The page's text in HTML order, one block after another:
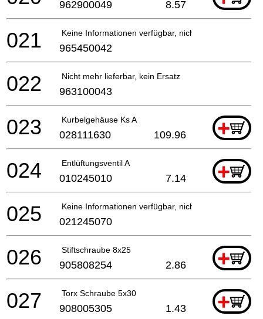
962900049 8.57
Keine Informationen verfügbar, nicht bestellbar
021 965450042
Nicht mehr lieferbar, kein Ersatz
022 963100043
Kurbelgehäuse Ks A +
023 028111630 109.96
Entlüftungsventil A +
024 010245010 7.14
Keine Informationen verfügbar, nicht bestellbar
025 021245070
Stiftschraube 8x25 +
026 905808254 2.86
Torx Schraube 5x30 +
027 908005305 1.43